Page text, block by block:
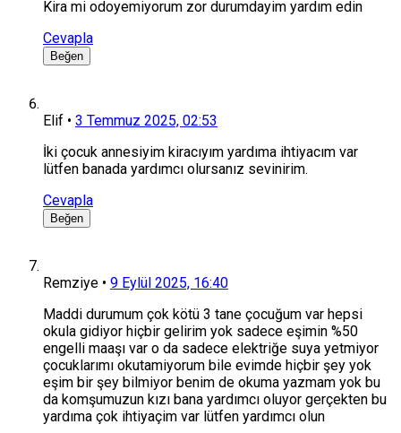
Kira mi odoyemiyorum zor durumdayim yardım edin
Cevapla
Beğen
Elif • 3 Temmuz 2025, 02:53
İki çocuk annesiyim kiracıyım yardıma ihtiyacım var
lütfen banada yardımcı olursanız sevinirim.
Cevapla
Beğen
Remziye • 9 Eylül 2025, 16:40
Maddi durumum çok kötü 3 tane çocuğum var hepsi
okula gidiyor hiçbir gelirim yok sadece eşimin %50
engelli maaşı var o da sadece elektriğe suya yetmiyor
çocuklarımı okutamiyorum bile evimde hiçbir şey yok
eşim bir şey bilmiyor benim de okuma yazmam yok bu
da komşumuzun kızı bana yardımcı oluyor gerçekten bu
yardıma çok ihtiyaçim var lütfen yardımcı olun